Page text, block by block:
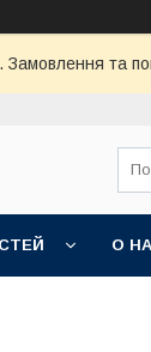
Замовлення та
О